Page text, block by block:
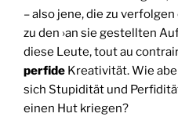
– also jene, die zu
zu den ›an sie gestellten
diese Leute, tout au
perfide Kreativität. Wie
sich Stupidität und
einen Hut kriegen?